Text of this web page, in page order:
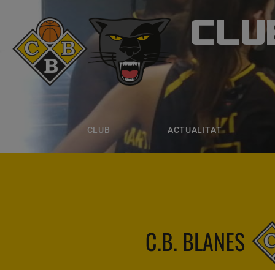
CLUB ACTUALITAT
CLUB
ACTUALITAT
C.B. BLANES